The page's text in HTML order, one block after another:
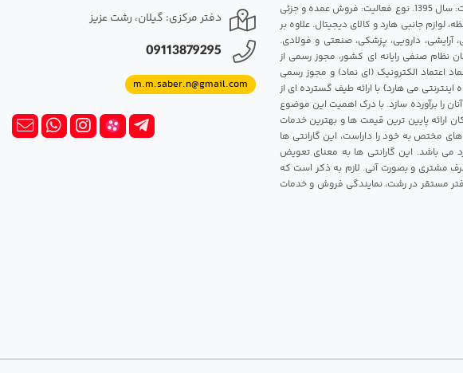
مرکز هارد گیلان {فروشگاه اینترنتی می هارد}؛ مرجع قیمت روزانه هارد. شروع فعالیت: سال 1395. نوع فعالیت: فروش عمده و جزئی
لوازم جانبی هارد و کالای دیجیتال. علاوه بر
آرایشی، دارویی، پزشکی، صنعتی و فولادی.
نظام صنفی رایانه ای کشور، مجوز رسمی از
اعتماد الکترونیک (ای نماد) و مجوز رسمی
می هارد} با ارائه طیف گسترده ای از
را برآورده سازد. با درک اهمیت این موضوع
ارائه پایین ترین قیمت ها و بهترین خدمات
مختص به خود را داراست، این گارانتی ها
می هارد و 3 سال تعویض می هارد می باشد. این گارانتی ها به معنای تعویض
مشتری و بصورت آنی. لازم به ذکر است که
مستقر در رشت، نمایندگی فروش و خدمات
دفتر مرکزی: گیلان، رشت عزیز
09113879295
m.m.saber.n@gmail.com